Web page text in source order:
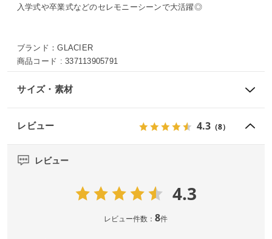
入学式や卒業式などのセレモニーシーンで大活躍◎
ブランド：GLACIER
商品コード :337113905791
サイズ・素材
レビュー 4.3 （8）
レビュー
4.3
レビュー件数：8件